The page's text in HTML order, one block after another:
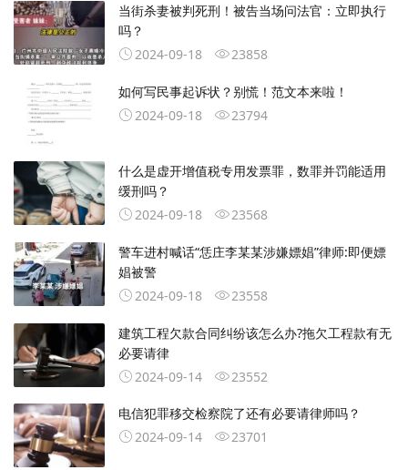
当街杀妻被判死刑！被告当场问法官：立即执行
吗？
2024-09-18
23858
如何写民事起诉状？别慌！范文本来啦！
2024-09-18
23794
什么是虚开增值税专用发票罪，数罪并罚能适用
缓刑吗？
2024-09-18
23568
警车进村喊话“恁庄李某某涉嫌嫖娼”律师:即便嫖
娼被警
2024-09-18
23558
建筑工程欠款合同纠纷该怎么办?拖欠工程款有无
必要请律
2024-09-14
23552
电信犯罪移交检察院了还有必要请律师吗？
2024-09-14
23701